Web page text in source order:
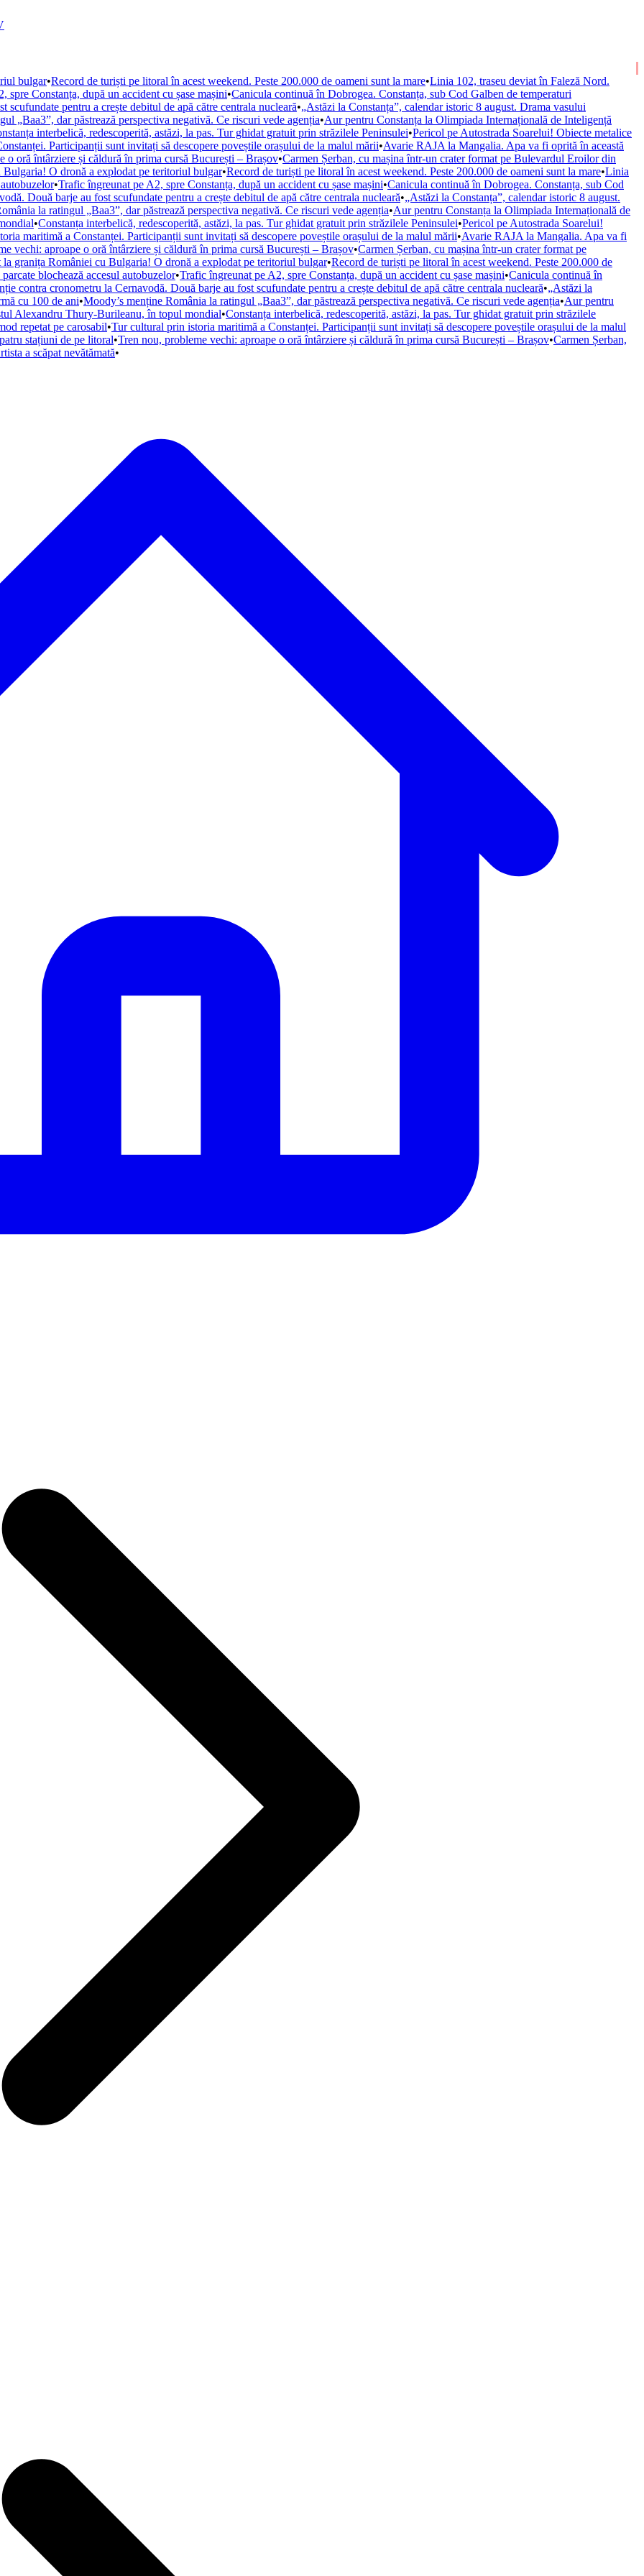
bulgar•Record de turiști pe litoral în acest weekend. Peste 200.000 de oameni sunt la mare•Linia 102, traseu deviat în Faleză Nord.
spre Constanța, după un accident cu șase mașini•Canicula continuă în Dobrogea. Constanța, sub Cod Galben de temperaturi
pentru a crește debitul de apă către centrala nucleară•„Astăzi la Constanța”, calendar istoric 8 august. Drama vasului
„Baa3”, dar păstrează perspectiva negativă. Ce riscuri vede agenția•Aur pentru Constanța la Olimpiada Internațională de Inteligență
interbelică, redescoperită, astăzi, la pas. Tur ghidat gratuit prin străzilele Peninsulei•Pericol pe Autostrada Soarelui! Obiecte metalice
Participanții sunt invitați să descopere poveștile orașului de la malul mării•Avarie RAJA la Mangalia. Apa va fi oprită în această
o oră întârziere și căldură în prima cursă București – Brașov•Carmen Șerban, cu mașina într-un crater format pe Bulevardul Eroilor din
O dronă a explodat pe teritoriul bulgar•Record de turiști pe litoral în acest weekend. Peste 200.000 de oameni sunt la mare•Linia
•Trafic îngreunat pe A2, spre Constanța, după un accident cu șase mașini•Canicula continuă în Dobrogea. Constanța, sub Cod
Două barje au fost scufundate pentru a crește debitul de apă către centrala nucleară•„Astăzi la Constanța”, calendar istoric 8 august.
la ratingul „Baa3”, dar păstrează perspectiva negativă. Ce riscuri vede agenția•Aur pentru Constanța la Olimpiada Internațională de
•Constanța interbelică, redescoperită, astăzi, la pas. Tur ghidat gratuit prin străzilele Peninsulei•Pericol pe Autostrada Soarelui!
maritimă a Constanței. Participanții sunt invitați să descopere poveștile orașului de la malul mării•Avarie RAJA la Mangalia. Apa va fi
vechi: aproape o oră întârziere și căldură în prima cursă București – Brașov•Carmen Șerban, cu mașina într-un crater format pe
la granița României cu Bulgaria! O dronă a explodat pe teritoriul bulgar•Record de turiști pe litoral în acest weekend. Peste 200.000 de
blochează accesul autobuzelor•Trafic îngreunat pe A2, spre Constanța, după un accident cu șase mașini•Canicula continuă în
contra cronometru la Cernavodă. Două barje au fost scufundate pentru a crește debitul de apă către centrala nucleară•„Astăzi la
cu 100 de ani•Moody’s menține România la ratingul „Baa3”, dar păstrează perspectiva negativă. Ce riscuri vede agenția•Aur pentru
Alexandru Thury-Burileanu, în topul mondial•Constanța interbelică, redescoperită, astăzi, la pas. Tur ghidat gratuit prin străzilele
repetat pe carosabil•Tur cultural prin istoria maritimă a Constanței. Participanții sunt invitați să descopere poveștile orașului de la malul
stațiuni de pe litoral•Tren nou, probleme vechi: aproape o oră întârziere și căldură în prima cursă București – Brașov•Carmen Șerban,
a scăpat nevătămată•